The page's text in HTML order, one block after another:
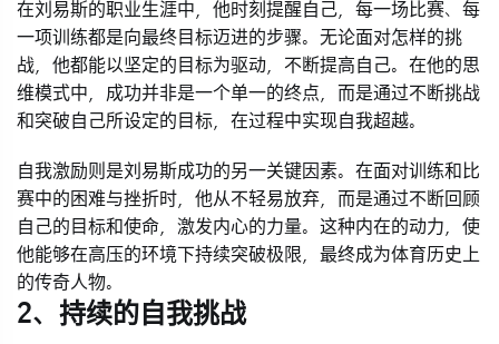
在刘易斯的职业生涯中，他时刻提醒自己，每一场比赛、每
一项训练都是向最终目标迈进的步骤。无论面对怎样的挑
战，他都能以坚定的目标为驱动，不断提高自己。在他的思
维模式中，成功并非是一个单一的终点，而是通过不断挑战
和突破自己所设定的目标，在过程中实现自我超越。
自我激励则是刘易斯成功的另一关键因素。在面对训练和比
赛中的困难与挫折时，他从不轻易放弃，而是通过不断回顾
自己的目标和使命，激发内心的力量。这种内在的动力，使
他能够在高压的环境下持续突破极限，最终成为体育历史上
的传奇人物。
2、持续的自我挑战